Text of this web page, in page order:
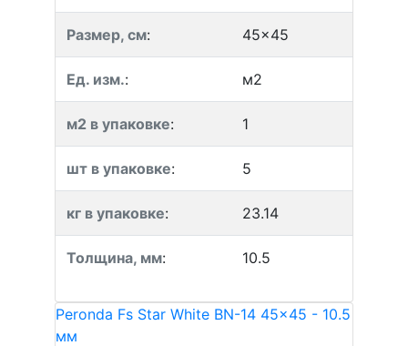
Размер, см: 45x45
Ед. изм.: м2
м2 в упаковке: 1
шт в упаковке: 5
кг в упаковке: 23.14
Толщина, мм: 10.5
Peronda Fs Star White BN-14 45x45 - 10.5
мм